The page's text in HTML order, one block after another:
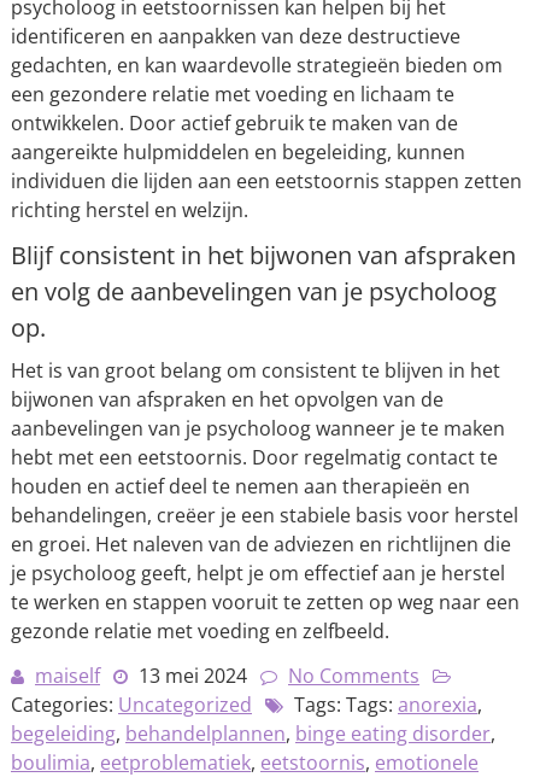
psycholoog in eetstoornissen kan helpen bij het
identificeren en aanpakken van deze destructieve
gedachten, en kan waardevolle strategieën bieden om
een gezondere relatie met voeding en lichaam te
ontwikkelen. Door actief gebruik te maken van de
aangereikte hulpmiddelen en begeleiding, kunnen
individuen die lijden aan een eetstoornis stappen zetten
richting herstel en welzijn.
Blijf consistent in het bijwonen van afspraken
en volg de aanbevelingen van je psycholoog
op.
Het is van groot belang om consistent te blijven in het
bijwonen van afspraken en het opvolgen van de
aanbevelingen van je psycholoog wanneer je te maken
hebt met een eetstoornis. Door regelmatig contact te
houden en actief deel te nemen aan therapieën en
behandelingen, creëer je een stabiele basis voor herstel
en groei. Het naleven van de adviezen en richtlijnen die
je psycholoog geeft, helpt je om effectief aan je herstel
te werken en stappen vooruit te zetten op weg naar een
gezonde relatie met voeding en zelfbeeld.
maiself
13 mei 2024
No Comments
Categories: Uncategorized Tags: Tags: anorexia,
begeleiding, behandelplannen, binge eating disorder,
boulimia, eetproblematiek, eetstoornis, emotionele